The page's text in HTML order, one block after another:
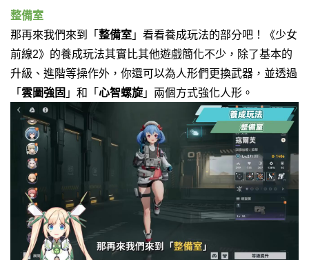
整備室
那再來我們來到「 整備室 」看看養成玩法的部分吧！
《少女
前線2》的養成玩法其實比其他遊戲簡化不少， 除了基本的
升級、進階等操作外，你還可以為人形們更換武器， 並透過
「 雲圖強固 」 和 「 心智螺旋 」 兩個方式強化人形。